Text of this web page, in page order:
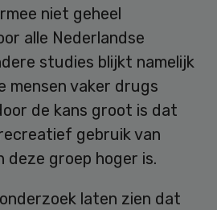
niet geheel
alle Nederlandse
studies blijkt namelijk
mensen vaker drugs
de kans groot is dat
gebruik van
groep hoger is.
laten zien dat